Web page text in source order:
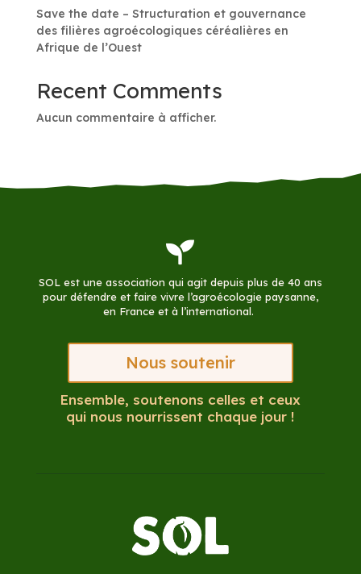
Save the date – Structuration et gouvernance
des filières agroécologiques céréalières en
Afrique de l’Ouest
Recent Comments
Aucun commentaire à afficher.

SOL est une association qui agit depuis plus de 40 ans
pour défendre et faire vivre l’agroécologie paysanne,
en France et à l’international.
Nous soutenir
Ensemble, soutenons celles et ceux
qui nous nourrissent chaque jour !